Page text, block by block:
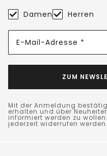
Damen Herren
E-Mail-Adresse *
ZUM
Mit der Anmeldung
erhalten und über
informiert werden zu
jederzeit widerrufen werden.